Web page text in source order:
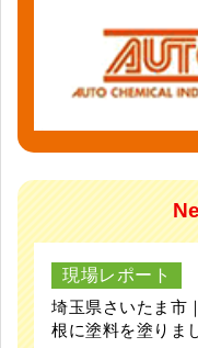
現場レポート
埼玉県さいたま市
根に塗料を塗りま